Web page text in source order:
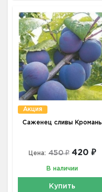
Акция
Саженец сливы Кромань
Цена: 450 ₽ 420 ₽
В наличии
Купить